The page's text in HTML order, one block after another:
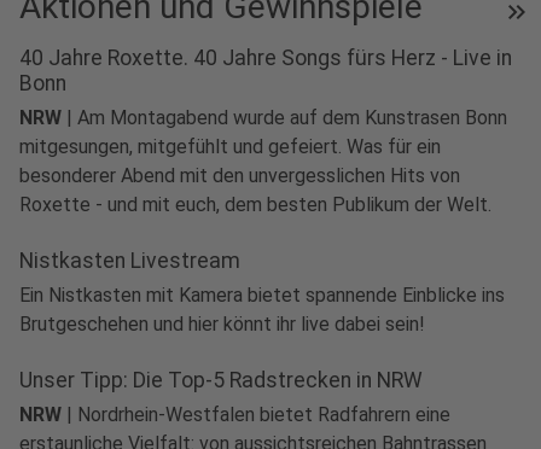
keyboard_double_arrow_right
40 Jahre Roxette. 40 Jahre Songs fürs Herz - Live in
Bonn
NRW | Am Montagabend wurde auf dem Kunstrasen Bonn
mitgesungen, mitgefühlt und gefeiert. Was für ein
besonderer Abend mit den unvergesslichen Hits von
Roxette - und mit euch, dem besten Publikum der Welt.
Nistkasten Livestream
Ein Nistkasten mit Kamera bietet spannende Einblicke ins
Brutgeschehen und hier könnt ihr live dabei sein!
Unser Tipp: Die Top-5 Radstrecken in NRW
NRW | Nordrhein-Westfalen bietet Radfahrern eine
erstaunliche Vielfalt: von aussichtsreichen Bahntrassen